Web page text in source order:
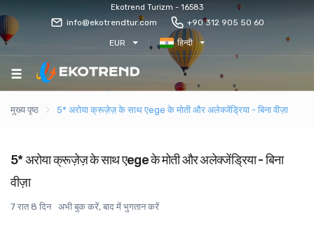
Ekotrend Turizm - 16583
info@ekotrendtur.com +90 312 905 50 60
EUR हिन्दी
मुख्य पृष्ठ 5* अरोया क्रूज़ेज़ के साथ एege के मोती और अलेक्जेंड्रिया - बिना वीज़ा
5* अरोया क्रूज़ेज़ के साथ एege के मोती और अलेक्जेंड्रिया - बिना
वीज़ा
7 रात 8 दिन अभी बुक करें, बाद में भुगतान करें